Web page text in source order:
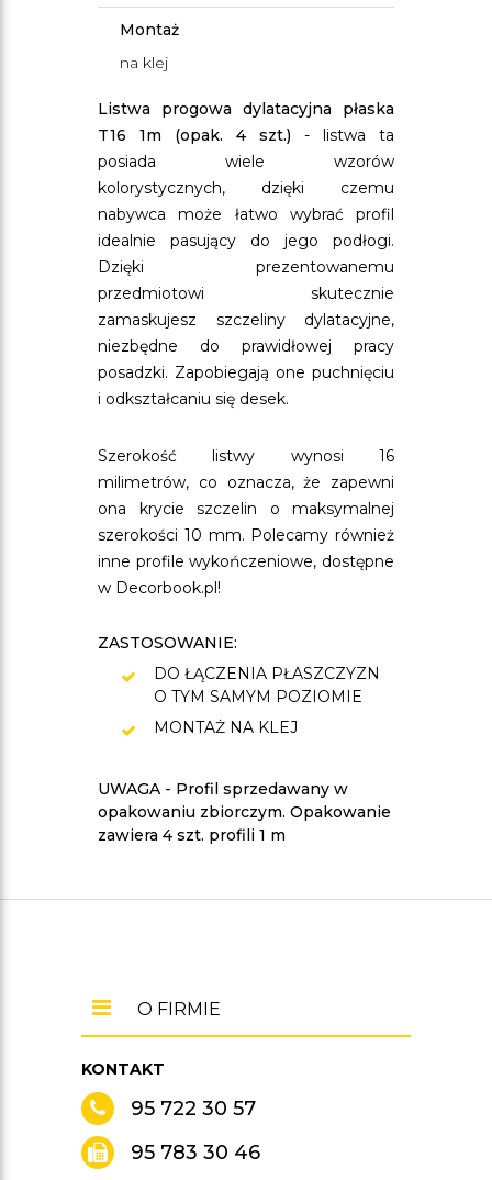
Montaż
na klej
Listwa progowa dylatacyjna płaska
T16 1m (opak. 4 szt.) - listwa ta
posiada wiele wzorów
kolorystycznych, dzięki czemu
nabywca może łatwo wybrać profil
idealnie pasujący do jego podłogi.
Dzięki prezentowanemu
przedmiotowi skutecznie
zamaskujesz szczeliny dylatacyjne,
niezbędne do prawidłowej pracy
posadzki. Zapobiegają one puchnięciu
i odkształcaniu się desek.
Szerokość listwy wynosi 16
milimetrów, co oznacza, że zapewni
ona krycie szczelin o maksymalnej
szerokości 10 mm. Polecamy również
inne profile wykończeniowe, dostępne
w Decorbook.pl!
ZASTOSOWANIE:
DO ŁĄCZENIA PŁASZCZYZN
O TYM SAMYM POZIOMIE
MONTAŻ NA KLEJ
UWAGA - Profil sprzedawany w
opakowaniu zbiorczym. Opakowanie
zawiera 4 szt. profili 1 m
KONTAKT
95 722 30 57
95 783 30 46
O FIRMIE